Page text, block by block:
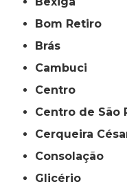
Bom Retiro
Brás
Cambuci
Centro
Centro de São
Cerqueira
Consolação
Glicério